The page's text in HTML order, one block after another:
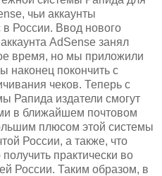
чьи аккаунты
России. Ввод нового
AdSense занял
время, но мы приложили
наконец покончить с
чеков. Теперь с
Рапида издатели смогут
в ближайшем почтовом
плюсом этой системы
России, а также, что
практически во
России. Таким образом, в